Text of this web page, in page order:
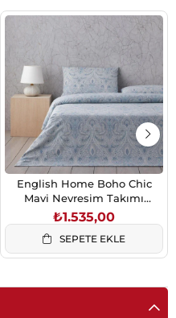
English Home Boho Chic
Mavi Nevresim Takımı
200x220 cm Çift Kişilik
₺1.535,00
SEPETE EKLE